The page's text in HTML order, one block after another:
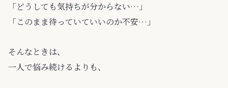
「どうしても気持ちが分からない…」
「このまま待っていていいのか不安…」
そんなときは、
一人で悩み続けるよりも、